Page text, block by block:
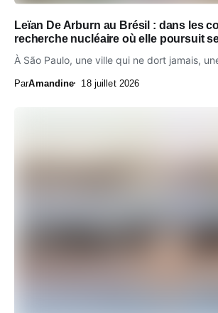
Leïan De Arburn au Brésil : dans les
recherche nucléaire où elle poursuit
À São Paulo, une ville qui ne dort jamais,
ParAmandine 18 juillet 2026